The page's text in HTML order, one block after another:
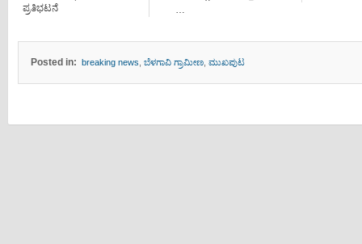
ಪ್ರತಿಭಟನೆ
…
Posted in: breaking news ಬೆಳಗಾವಿ ಗ್ರಾಮೀಣ, ಮುಖಪುಟ